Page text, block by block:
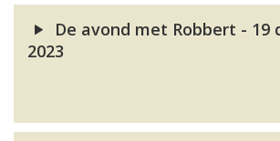
De avond met Robbert - 19
2023